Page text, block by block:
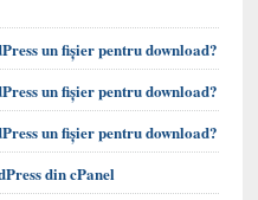
un fișier pentru download?
un fișier pentru download?
un fișier pentru download?
din cPanel